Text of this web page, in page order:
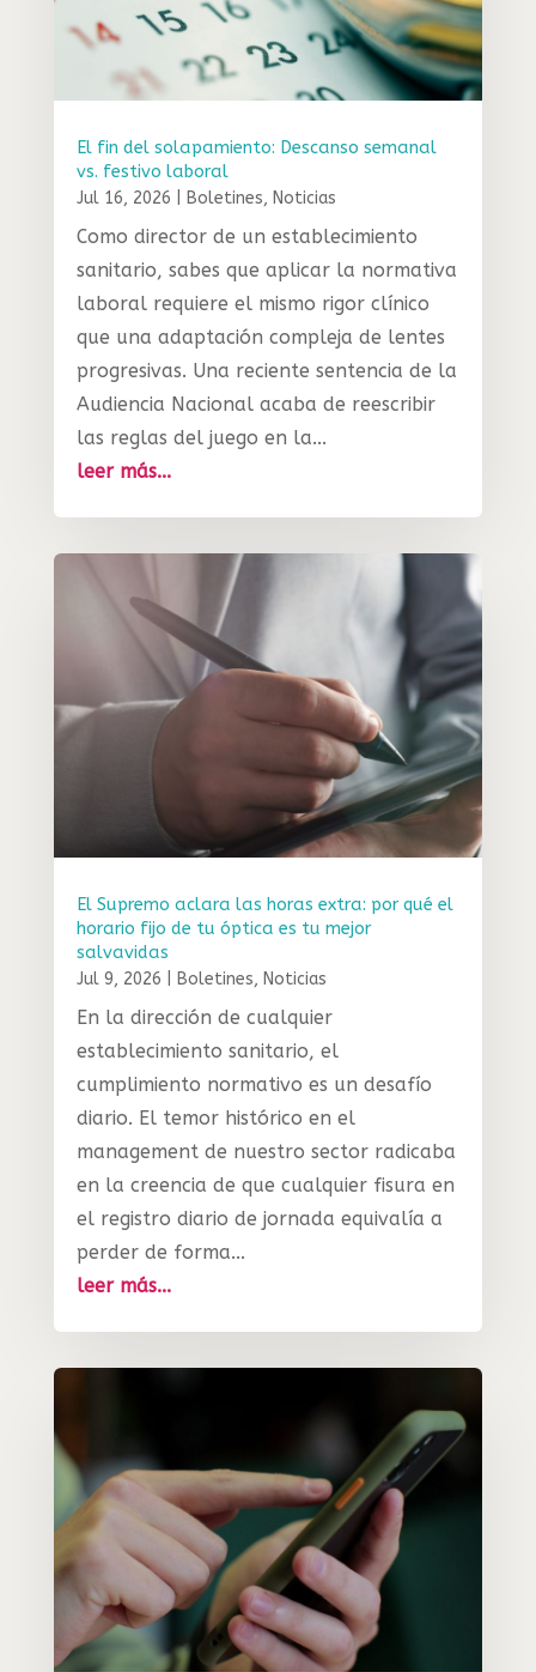
El fin del solapamiento: Descanso semanal
vs. festivo laboral
Jul 16, 2026
Boletines, Noticias
Como director de un establecimiento
sanitario, sabes que aplicar la normativa
laboral requiere el mismo rigor clínico
que una adaptación compleja de lentes
progresivas. Una reciente sentencia de la
Audiencia Nacional acaba de reescribir
las reglas del juego en la...
leer más...
El Supremo aclara las horas extra: por qué el
horario fijo de tu óptica es tu mejor
salvavidas
Jul 9, 2026
Boletines, Noticias
En la dirección de cualquier
establecimiento sanitario, el
cumplimiento normativo es un desafío
diario. El temor histórico en el
management de nuestro sector radicaba
en la creencia de que cualquier fisura en
el registro diario de jornada equivalía a
perder de forma...
leer más...